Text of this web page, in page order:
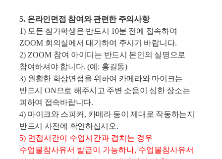
5. 온라인면접 참여와 관련한 주의사항
1) 모든 참가학생은 반드시 10분 전에 접속하여
ZOOM 회의실에서 대기하여 주시기 바랍니다.
2) ZOOM 참여 아이디는 반드시 본인의 실명으로
참여하셔야 합니다. (예 : 홍길동)
3) 원활한 화상면접을 위하여 카메라와 마이크는
반드시 ON으로 해주시고 주변 소음이 심한 장소는
피하여 접속바랍니다.
4) 마이크와 스피커 , 카메라 등이 제대로 작동하는지
반드시 사전에 확인하십시오.
5) 면접시간이 수업시간과 겹치는 경우
수업불참사유서 발급이 가능하나, 수업불참사유서